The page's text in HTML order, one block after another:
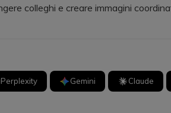
colleghi e creare immagini
Perplexity Gemini Claude